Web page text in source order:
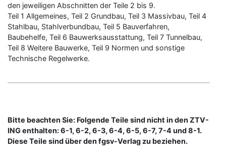
den jeweiligen Abschnitten der Teile 2 bis 9.
Teil 1 Allgemeines, Teil 2 Grundbau, Teil 3 Massivbau, Teil 4
Stahlbau, Stahlverbundbau, Teil 5 Bauverfahren,
Baubehelfe, Teil 6 Bauwerksausstattung, Teil 7 Tunnelbau,
Teil 8 Weitere Bauwerke, Teil 9 Normen und sonstige
Technische Regelwerke.
Bitte beachten Sie: Folgende Teile sind nicht in den ZTV-
ING enthalten: 6-1, 6-2, 6-3, 6-4, 6-5, 6-7, 7-4 und 8-1.
Diese Teile sind über den fgsv-Verlag zu beziehen.